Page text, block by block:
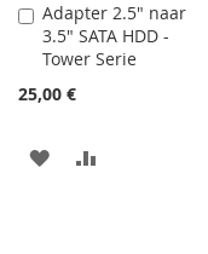
Adapter 2.5" naar
3.5" SATA HDD -
Tower Serie
25,00 €
Añadir
al
carrito
AÑADIR